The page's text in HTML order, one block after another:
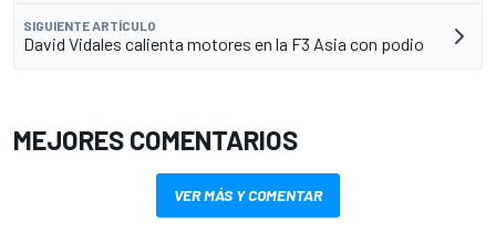
SIGUIENTE ARTÍCULO
David Vidales calienta motores en la F3 Asia con podio
MEJORES COMENTARIOS
VER MÁS Y COMENTAR